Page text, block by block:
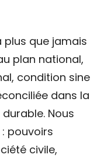
plus que jamais
plan national,
condition sine
dans la
Nous
pouvoirs
civile,